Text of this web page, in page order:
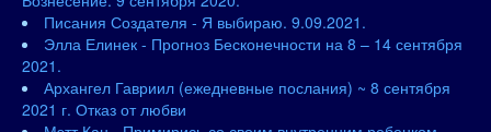
Писания Создателя - Я выбираю. 9.09.2021.
Элла Елинек - Прогноз Бесконечности на 8 – 14 сентября
2021.
Архангел Гавриил (ежедневные послания) ~ 8 сентября
2021 г. Отказ от любви